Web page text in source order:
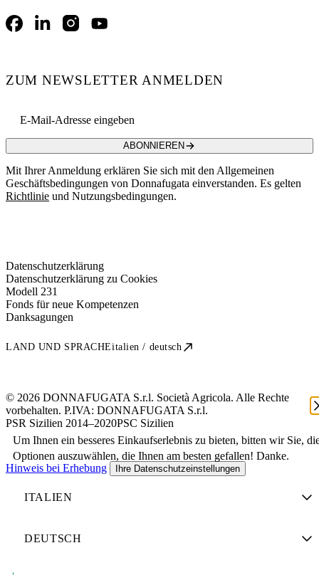
FacebookLinkedInInstagramYouTube
ZUM NEWSLETTER ANMELDEN
ABONNIEREN
Mit Ihrer Anmeldung erklären Sie sich mit den Allgemeinen
Geschäftsbedingungen von Donnafugata einverstanden. Es gelten
Richtlinie und Nutzungsbedingungen.
Datenschutzerklärung
Datenschutzerklärung zu Cookies
Modell 231
Fonds für neue Kompetenzen
Danksagungen
LAND UND SPRACHEitalien / deutsch
© 2026 DONNAFUGATA S.r.l. Società Agricola. Alle Rechte
vorbehalten. P.IVA: DONNAFUGATA S.r.l.
PSR Sizilien 2014–2020PSC Sizilien
Um Ihnen ein besseres Einkaufserlebnis zu bieten, bitten wir Sie,
Optionen auszuwählen, die Ihnen am besten gefallen! Danke.
Hinweis bei Erhebung Ihre Datenschutzeinstellungen